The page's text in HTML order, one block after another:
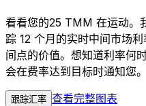
看看您的25 TMM 在运动。
踪 12 个月的实时中间市场
间点的价值。想知道利率何
会在费率达到目标时通知您。
跟踪汇率 查看完整图表